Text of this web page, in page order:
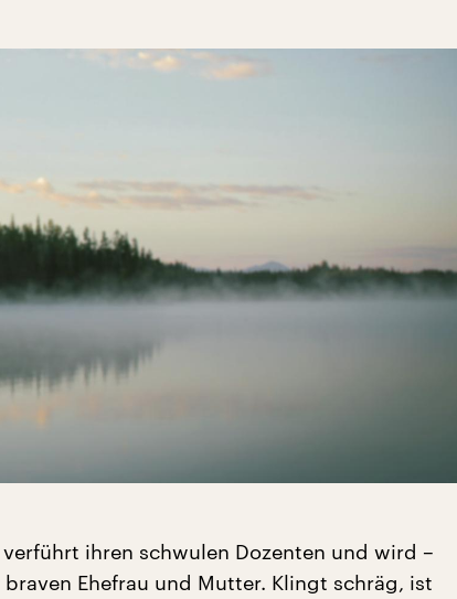
ihren schwulen Dozenten und wird –
Ehefrau und Mutter. Klingt schräg, ist